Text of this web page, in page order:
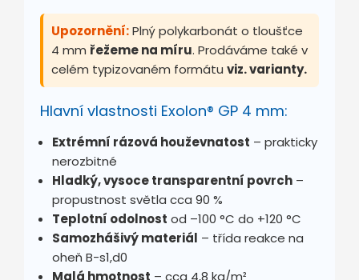
Upozornění:Plný polykarbonát o tloušťce
4 mm řežeme na míru. Prodáváme také v
celém typizovaném formátu viz. varianty.
Hlavní vlastnosti Exolon® GP 4 mm:
Extrémní rázová houževnatost – prakticky
nerozbitné
Hladký, vysoce transparentní povrch –
propustnost světla cca 90 %
Teplotní odolnost od –100 °C do +120 °C
Samozhášivý materiál – třída reakce na
oheň B-s1,d0
Malá hmotnost – cca 4,8 kg/m²